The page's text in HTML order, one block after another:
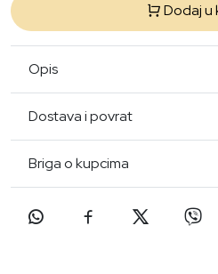
Dodaj u
Opis
Dostava i povrat
Briga o kupcima